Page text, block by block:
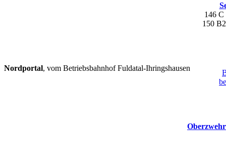
146 C
150
Nordportal, vom Betriebsbahnhof Fuldatal-Ihringshausen